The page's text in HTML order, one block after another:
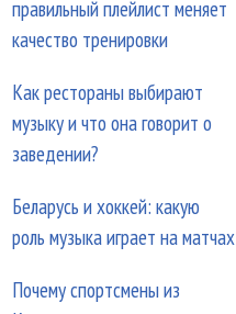
правильный плейлист меняет
качество тренировки
Как рестораны выбирают
музыку и что она говорит о
заведении?
Беларусь и хоккей: какую
роль музыка играет на матчах
Почему спортсмены из